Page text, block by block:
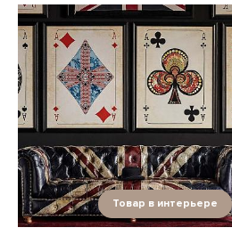
Товар в интерьере